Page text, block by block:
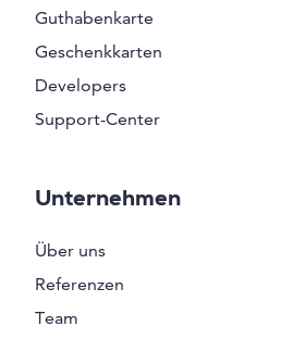
Guthabenkarte
Geschenkkarten
Developers
Support-Center
Unternehmen
Über uns
Referenzen
Team